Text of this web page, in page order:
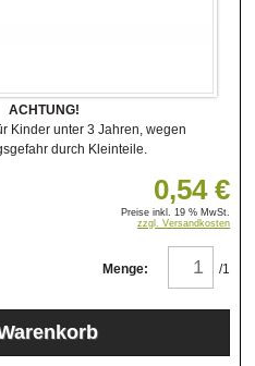
ACHTUNG!
Kinder unter 3 Jahren, wegen
durch Kleinteile.
0,54 €
Preise inkl. 19 % MwSt.
zzgl. Versandkosten
Menge: /1